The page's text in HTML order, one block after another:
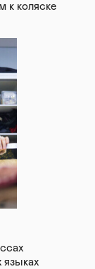
к коляске
языках